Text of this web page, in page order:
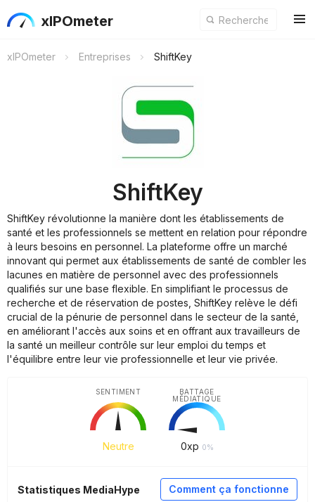
xIPOmeter
xIPOmeter Entreprises ShiftKey
ShiftKey
ShiftKey révolutionne la manière dont les établissements de
santé et les professionnels se mettent en relation pour répondre
à leurs besoins en personnel. La plateforme offre un marché
innovant qui permet aux établissements de santé de combler les
lacunes en matière de personnel avec des professionnels
qualifiés sur une base flexible. En simplifiant le processus de
recherche et de réservation de postes, ShiftKey relève le défi
crucial de la pénurie de personnel dans le secteur de la santé,
en améliorant l'accès aux soins et en offrant aux travailleurs de
la santé un meilleur contrôle sur leur emploi du temps et
l'équilibre entre leur vie professionnelle et leur vie privée.
Neutre
SENTIMENT
0xp 0%
BATTAGE
MÉDIATIQUE
Comment ça fonctionne
Statistiques MediaHype